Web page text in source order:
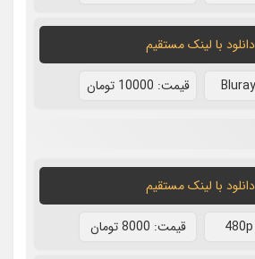
دانلود با لينک مستقيم
قيمت: 10000 تومان
دانلود با لينک مستقيم
قيمت: 8000 تومان